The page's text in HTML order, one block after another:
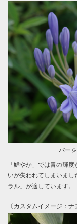
バー
「鮮やか」では青の輝
いが失われてしまいまし
ラル」が適しています。
〔カスタムイメージ：ナ